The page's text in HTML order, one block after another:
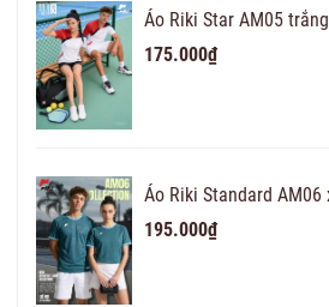
Áo Riki Star AM05
175.000₫
Áo Riki Standard AM06
195.000₫